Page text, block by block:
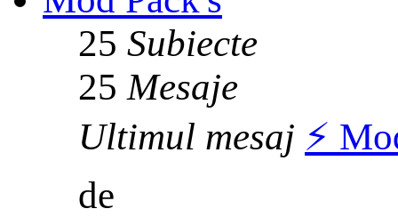
25 Subiecte
25 Mesaje
Ultimul mesaj ⚡️
de